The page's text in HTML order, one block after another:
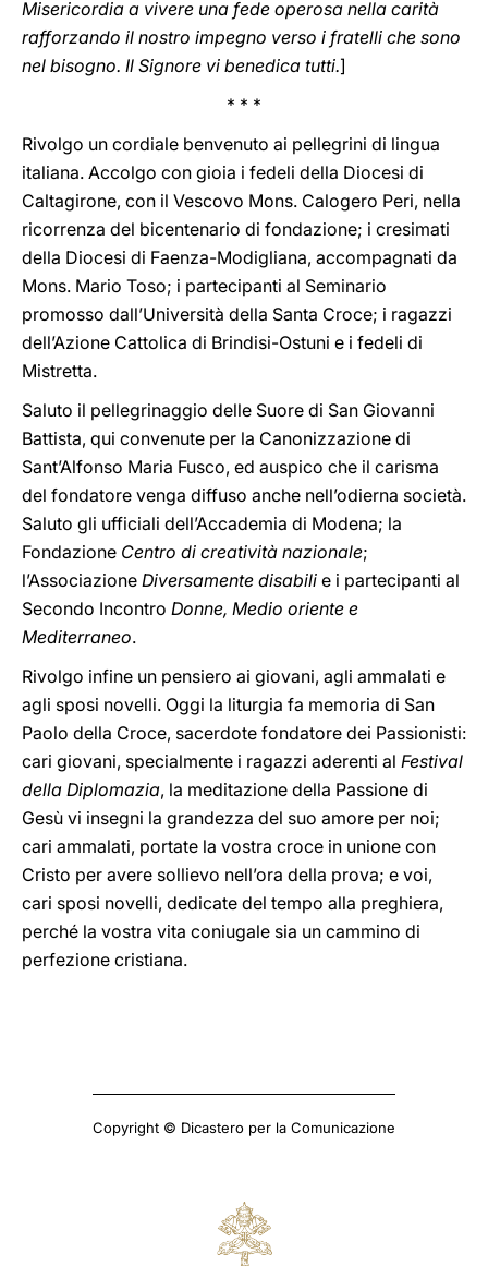
Misericordia a vivere una fede operosa nella carità
rafforzando il nostro impegno verso i fratelli che sono
nel bisogno. Il Signore vi benedica tutti.]
* * *
Rivolgo un cordiale benvenuto ai pellegrini di lingua
italiana. Accolgo con gioia i fedeli della Diocesi di
Caltagirone, con il Vescovo Mons. Calogero Peri, nella
ricorrenza del bicentenario di fondazione; i cresimati
della Diocesi di Faenza-Modigliana, accompagnati da
Mons. Mario Toso; i partecipanti al Seminario
promosso dall’Università della Santa Croce; i ragazzi
dell’Azione Cattolica di Brindisi-Ostuni e i fedeli di
Mistretta.
Saluto il pellegrinaggio delle Suore di San Giovanni
Battista, qui convenute per la Canonizzazione di
Sant’Alfonso Maria Fusco, ed auspico che il carisma
del fondatore venga diffuso anche nell’odierna società.
Saluto gli ufficiali dell’Accademia di Modena; la
Fondazione Centro di creatività nazionale;
l’Associazione Diversamente disabili e i partecipanti al
Secondo Incontro Donne, Medio oriente e
Mediterraneo.
Rivolgo infine un pensiero ai giovani, agli ammalati e
agli sposi novelli. Oggi la liturgia fa memoria di San
Paolo della Croce, sacerdote fondatore dei Passionisti:
cari giovani, specialmente i ragazzi aderenti al Festival
della Diplomazia, la meditazione della Passione di
Gesù vi insegni la grandezza del suo amore per noi;
cari ammalati, portate la vostra croce in unione con
Cristo per avere sollievo nell’ora della prova; e voi,
cari sposi novelli, dedicate del tempo alla preghiera,
perché la vostra vita coniugale sia un cammino di
perfezione cristiana.
Copyright © Dicastero per la Comunicazione